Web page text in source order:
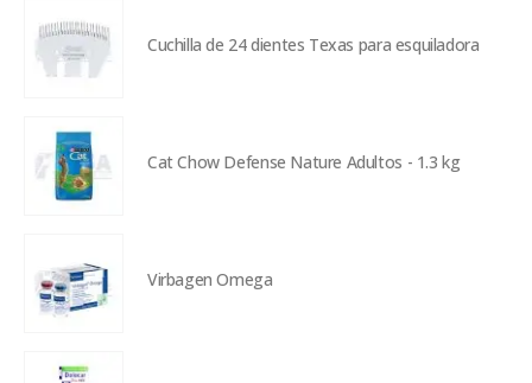
Cuchilla de 24 dientes Texas para esquiladora
Cat Chow Defense Nature Adultos - 1.3 kg
Virbagen Omega